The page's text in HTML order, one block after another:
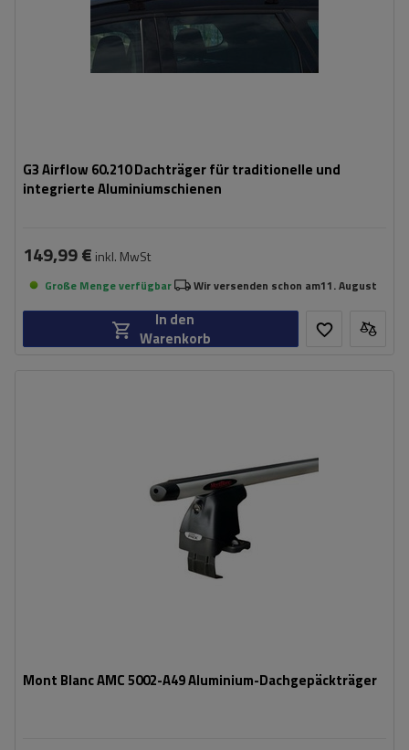
G3 Airflow 60.210 Dachträger für traditionelle und
integrierte Aluminiumschienen
149,99 € inkl. MwSt
Große Menge verfügbar Wir versenden schon am11. August
In den
Warenkorb
Mont Blanc AMC 5002-A49 Aluminium-Dachgepäckträger